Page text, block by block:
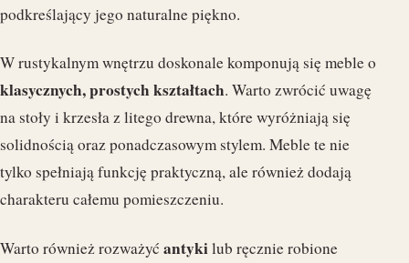
podkreślający jego naturalne piękno.
W rustykalnym wnętrzu doskonale komponują się meble o
klasycznych, prostych kształtach. Warto zwrócić uwagę
na stoły i krzesła z litego drewna, które wyróżniają się
solidnością oraz ponadczasowym stylem. Meble te nie
tylko spełniają funkcję praktyczną, ale również dodają
charakteru całemu pomieszczeniu.
Warto również rozważyć antykilub ręcznie robione